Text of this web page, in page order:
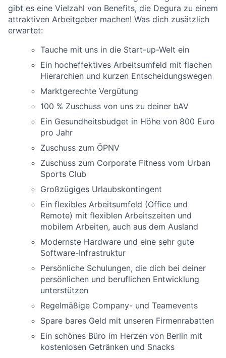
gibt es eine Vielzahl von Benefits, die Degura zu einem
attraktiven Arbeitgeber machen! Was dich zusätzlich
erwartet:
Tauche mit uns in die Start-up-Welt ein
Ein hocheffektives Arbeitsumfeld mit flachen
Hierarchien und kurzen Entscheidungswegen
Marktgerechte Vergütung
100 % Zuschuss von uns zu deiner bAV
Ein Gesundheitsbudget in Höhe von 800 Euro
pro Jahr
Zuschuss zum ÖPNV
Zuschuss zum Corporate Fitness vom Urban
Sports Club
Großzügiges Urlaubskontingent
Ein flexibles Arbeitsumfeld (Office und
Remote) mit flexiblen Arbeitszeiten und
mobilem Arbeiten, auch aus dem Ausland
Modernste Hardware und eine sehr gute
Software-Infrastruktur
Persönliche Schulungen, die dich bei deiner
persönlichen und beruflichen Entwicklung
unterstützen
Regelmäßige Company- und Teamevents
Spare bares Geld mit unseren Firmenrabatten
Ein schönes Büro im Herzen von Berlin mit
kostenlosen Getränken und Snacks